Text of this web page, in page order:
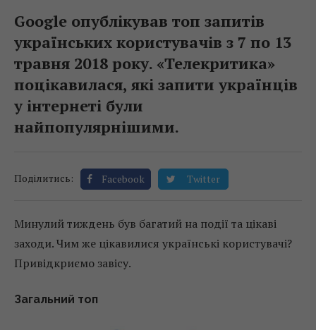
Google опублікував топ запитів
українських користувачів з 7 по 13
травня 2018 року. «Телекритика»
поцікавилася, які запити українців
у інтернеті були
найпопулярнішими.
Поділитись: Facebook Twitter
Минулий тиждень був багатий на події та цікаві
заходи. Чим же цікавилися українські користувачі?
Привідкриємо завісу.
Загальний топ